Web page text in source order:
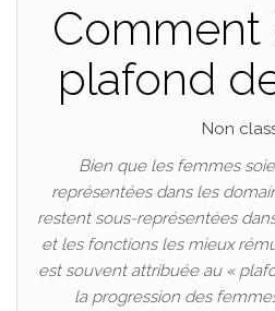
Comment
plafond
Non
Bien que les femmes
représentées dans les
restent sous-représentées
et les fonctions les mieux
est souvent attribuée au «
la progression des